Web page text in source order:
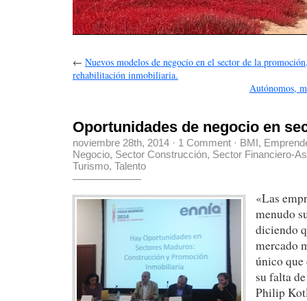
← Nuevos modelos de negocio en el sector de la
rehabilitación inmobiliaria.
Autónomos,
Oportunidades de negocio en
noviembre 28th, 2014 · 1 Comment · BMI,
Negocio, Sector Construcción, Sector Financiero-
Turismo, Talento
«Las
menudo
diciendo
mercado
único que
su falta
Philip